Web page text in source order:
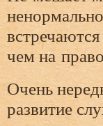
чем на
Очень
развитие